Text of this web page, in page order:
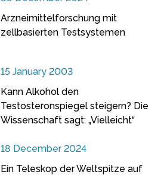
Arzneimittelforschung mit
zellbasierten Testsystemen
15 January 2003
Kann Alkohol den
Testosteronspiegel steigern? Die
Wissenschaft sagt: „Vielleicht“
18 December 2024
Ein Teleskop der Weltspitze auf